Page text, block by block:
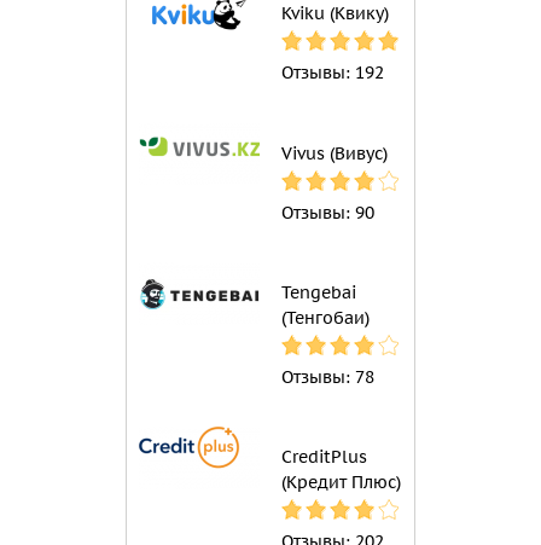
Kviku (Квику)
Отзывы: 192
Vivus (Вивус)
Отзывы: 90
Tengebai
(Тенгобаи)
Отзывы: 78
CreditPlus
(Кредит Плюс)